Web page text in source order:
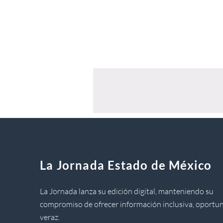
La Jornada Estado de México
La Jornada lanza su edición digital, manteniendo su
compromiso de ofrecer información inclusiva,
veraz.